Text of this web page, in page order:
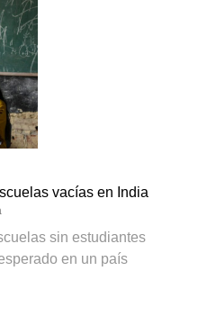
vacías en India
sin estudiantes
en un país